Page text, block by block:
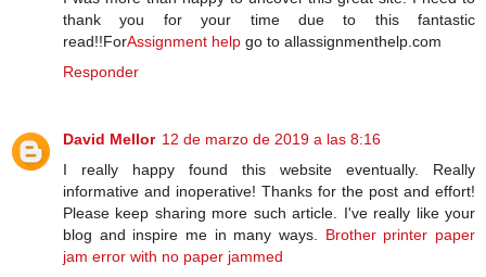
thank you for your time due to this fantastic
read!!ForAssignment help go to allassignmenthelp.com
Responder
David Mellor 12 de marzo de 2019 a las 8:16
I really happy found this website eventually. Really
informative and inoperative! Thanks for the post and effort!
Please keep sharing more such article. I've really like your
blog and inspire me in many ways. Brother printer paper
jam error with no paper jammed